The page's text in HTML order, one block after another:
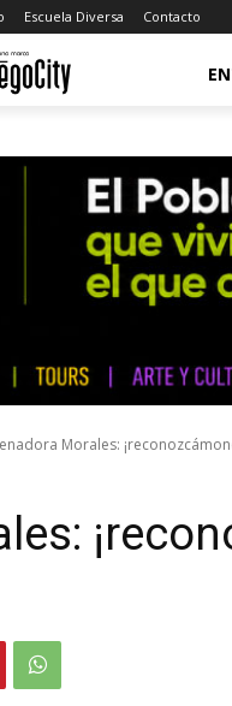
Escuela Diversa Contacto
Morales: